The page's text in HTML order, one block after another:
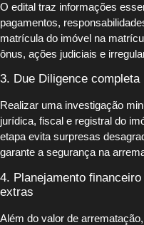
O edital traz informações
pagamentos,
matrícula do imóvel na
ônus, ações judiciais e
3. Due Diligence completa
Realizar uma investigação
jurídica, fiscal e registral do
etapa evita surpresas
garante a segurança na
4. Planejamento
extras
Além do valor de